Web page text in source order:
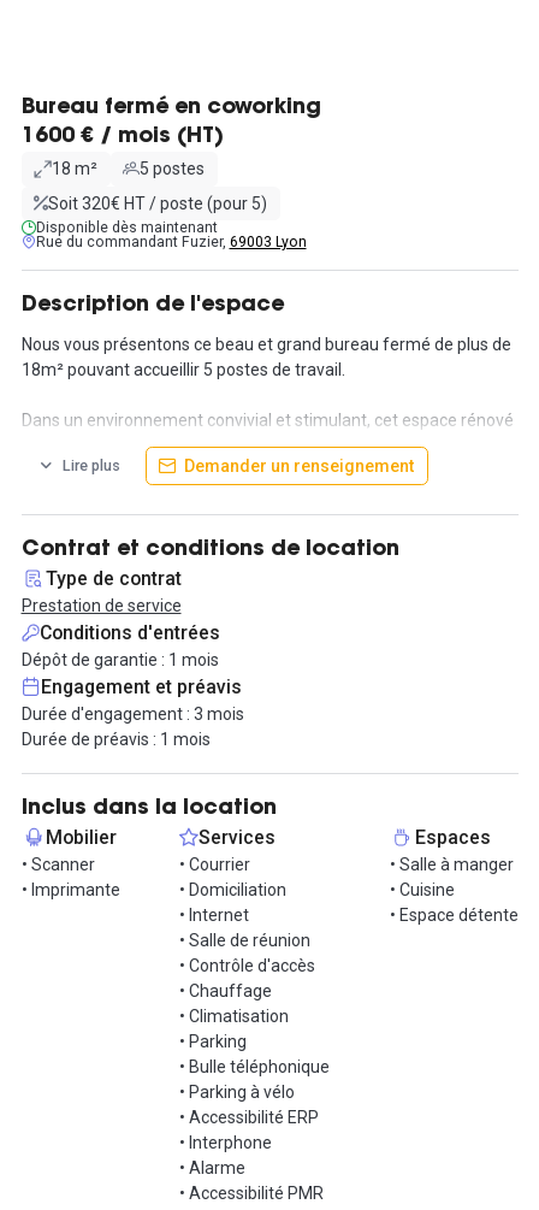
Bureau fermé en coworking
1600 € / mois (HT)
18 m²
5 postes
Soit 320€ HT / poste (pour 5)
Disponible dès maintenant
Rue du commandant Fuzier, 69003 Lyon
Description de l'espace
Nous vous présentons ce beau et grand bureau fermé de plus de
18m² pouvant accueillir 5 postes de travail.
Dans un environnement convivial et stimulant, cet espace rénové
et aménagé avec goût vous offre des conditions de travail
idéales pour le développement de votre activité.
Le panel de services proposés vous permet de faciliter au mieux
votre installation dans les lieux. Vous aurez accès à internet fibre
Wi-Fi et RJ45, 2 salle de réunion, une cuisine, un espace détente,
2 phonebox. Également compris dans le prix, les charges
locatives. Le bonus ? Des places de parking voiture et vélo sur
demande.
Profitez d'une situation incomparable en plein centre de Lyon, au
pied du métro Saxe-Gambetta, à moins de 10 minutes de la Gare
Part-Dieu et de la place Bellecour.
Votre bureau prend vie dans un quartier vivant, à proximité
immédiate des commerces, bars restaurants. De quoi vous
restaurer sans souci et profiter de vos pauses déjeuner au mieux.
N'attendez plus pour venir nous rendre visite !
Lire plus Demander un renseignement
Contrat et conditions de location
Type de contrat
Prestation de service
Conditions d'entrées
Dépôt de garantie : 1 mois
Engagement et préavis
Durée d'engagement : 3 mois
Durée de préavis : 1 mois
Inclus dans la location
Mobilier
• Scanner
• Imprimante
Services
• Courrier
• Domiciliation
• Internet
• Salle de réunion
• Contrôle d'accès
• Chauffage
• Climatisation
• Parking
• Bulle téléphonique
• Parking à vélo
• Accessibilité ERP
• Interphone
• Alarme
• Accessibilité PMR
Espaces
• Salle à manger
• Cuisine
• Espace détente